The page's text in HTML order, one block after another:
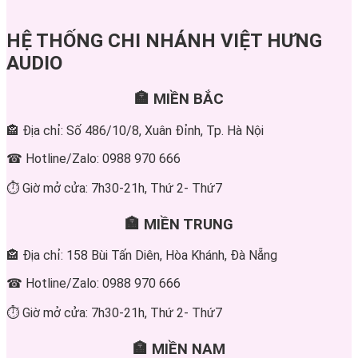
HỆ THỐNG CHI NHÁNH VIỆT HƯNG
AUDIO
🏣 MIỀN BẮC
🏤 Địa chỉ: Số 486/10/8, Xuân Đỉnh, Tp. Hà Nội
☎ Hotline/Zalo: 0988 970 666
⏱ Giờ mở cửa: 7h30-21h, Thứ 2- Thứ7
🏣 MIỀN TRUNG
🏤 Địa chỉ: 158 Bùi Tấn Diên, Hòa Khánh, Đà Nẵng
☎ Hotline/Zalo: 0988 970 666
⏱ Giờ mở cửa: 7h30-21h, Thứ 2- Thứ7
🏣 MIỀN NAM